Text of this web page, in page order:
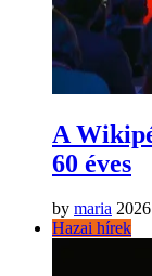
A
60 éves
by maria
Hazai hírek